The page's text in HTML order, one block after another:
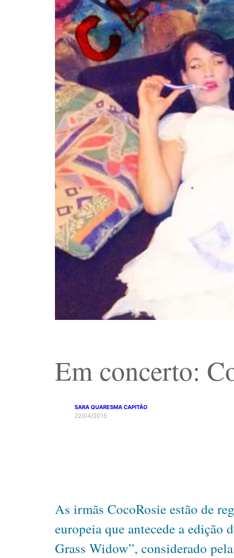
Em concerto:
SARA QUARESMA CAPITÃO
22/04/2015
As irmãs CocoRosie estão de
europeia que antecede a edição
Grass Widow”, considerado